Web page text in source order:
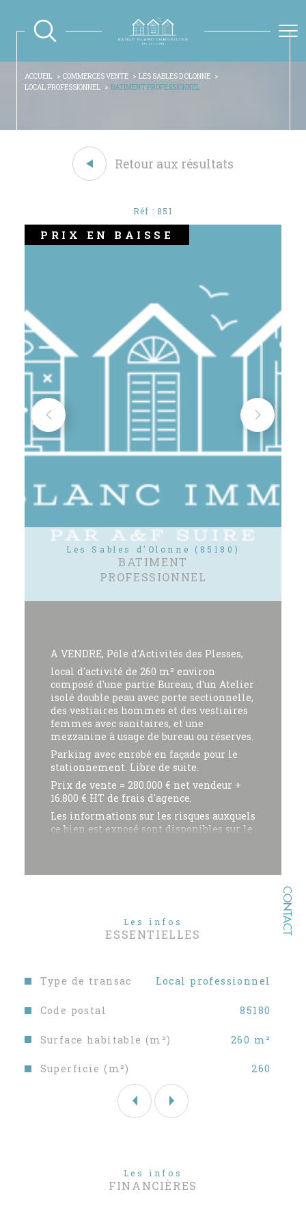
CONTACT
ACCUEIL COMMERCES VENTE
LES SABLES D OLONNE
LOCAL PROFESSIONNEL
BATIMENT PROFESSIONNEL
Retour aux résultats
Réf : 851
PRIX EN BAISSE
Les Sables d'Olonne (85180)
BATIMENT
PROFESSIONNEL
Les infos
ESSENTIELLES
Caractéristiques Valeurs
Type de transac Local professionnel
Code postal 85180
Surface habitable (m²) 260 m²
Superficie (m²) 260
A VENDRE, Pôle d'Activités des Plesses,
local d'activité de 260 m² environ
composé d'une partie Bureau, d'un Atelier
isolé double peau avec porte sectionnelle,
des vestiaires hommes et des vestiaires
femmes avec sanitaires, et une
mezzanine à usage de bureau ou réserves.
Parking avec enrobé en façade pour le
stationnement. Libre de suite.
Prix de vente = 280.000 € net vendeur +
16.800 € HT de frais d'agence.
Les informations sur les risques auxquels
ce bien est exposé sont disponibles sur le
veuillez contacter l'Agence Sable Blanc
Pour découvrir nos autres biens à la
vente, nous vous invitons à consulter
Les infos
FINANCIÈRES